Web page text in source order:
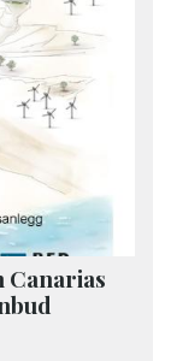
Canarias